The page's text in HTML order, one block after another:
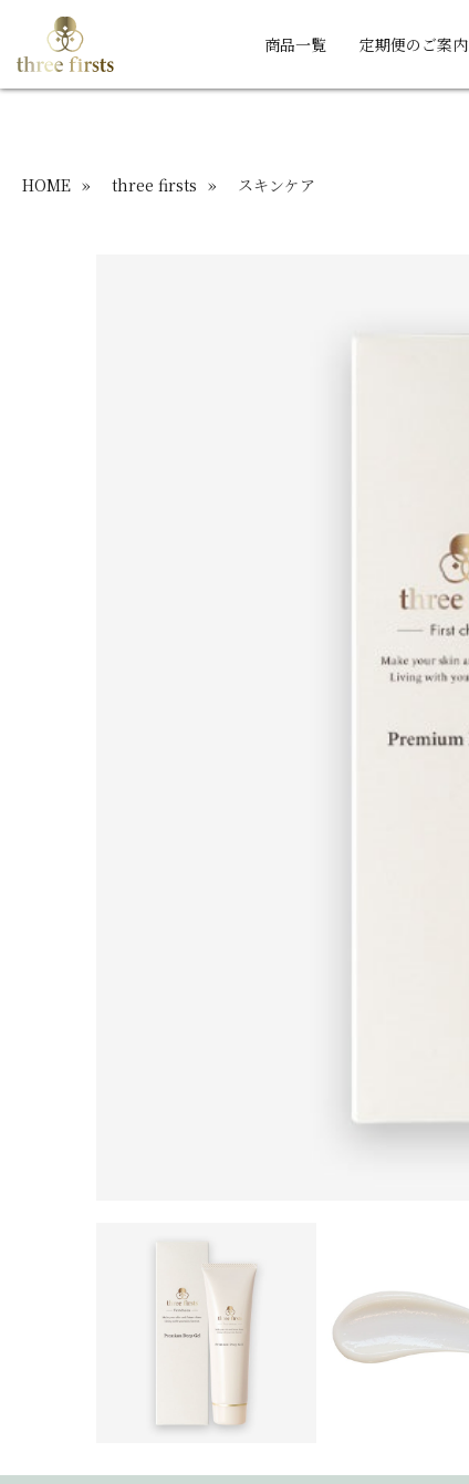
商品一覧 定期便のご案内
HOME » three firsts » スキンケア